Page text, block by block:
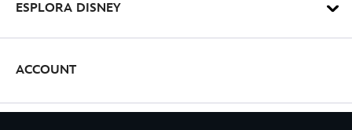
ESPLORA DISNEY
ACCOUNT